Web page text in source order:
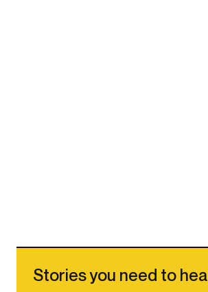
Stories you need to